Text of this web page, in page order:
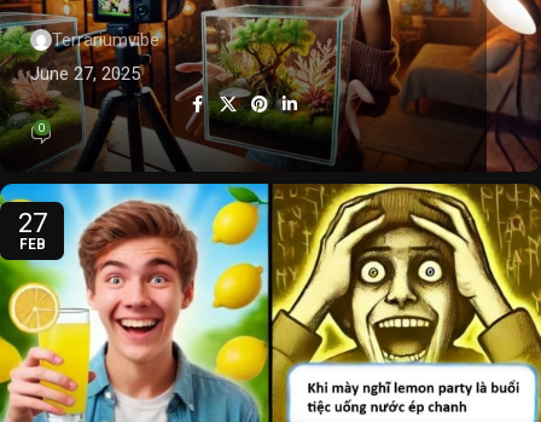
Terrariumvibe
June 27, 2025
0
27
FEB